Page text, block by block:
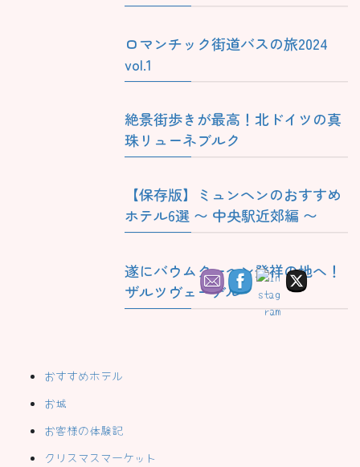
ロマンチック街道バスの旅2024
vol.1
絶景街歩きが最高！北ドイツの真
珠リューネブルク
【保存版】ミュンヘンのおすすめ
ホテル6選 〜 中央駅近郊編 〜
遂にバウムクーヘン発祥の地へ！
ザルツヴェーデル
おすすめホテル
お城
お客様の体験記
クリスマスマーケット